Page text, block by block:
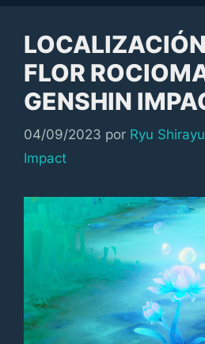
FLOR
GENSHIN
04/09/2023 por Ryu
Impact